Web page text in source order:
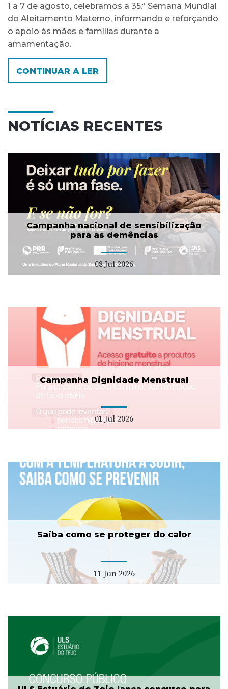
1 a 7 de agosto, celebramos a 35.ª Semana Mundial
do Aleitamento Materno, informando e reforçando
o apoio às mães e famílias durante a
amamentação.
CONTINUAR A LER
NOTÍCIAS RECENTES
Campanha nacional de sensibilização
para as demências
08 Jul 2026
Campanha Dignidade Menstrual
01 Jul 2026
Saiba como se proteger do calor
11 Jun 2026